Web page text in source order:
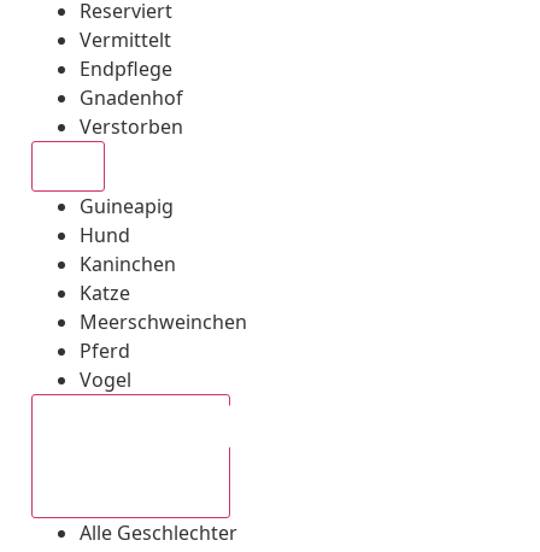
Reserviert
Vermittelt
Endpflege
Gnadenhof
Verstorben
Guineapig
Hund
Kaninchen
Katze
Meerschweinchen
Pferd
Vogel
Alle Geschlechter